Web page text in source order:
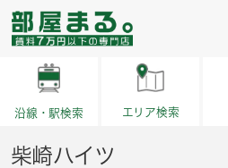
沿線・駅検索 エリア検索
柴崎ハイツ